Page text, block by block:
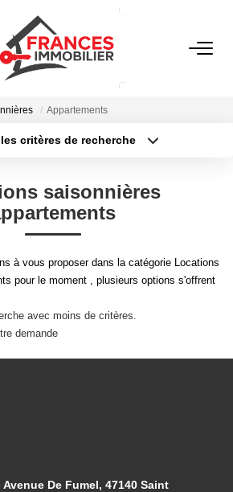
ESTIMATION
NOTRE AGENCE
CONTACT
Appartements
critères de recherche
Surface min
saisonnières
à vous proposer dans la catégorie Locations
pour le moment , plusieurs options s'offrent
avec moins de critères.
demande
De Fumel, 47140 Saint